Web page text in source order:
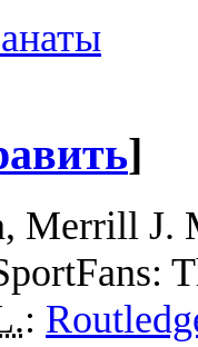
]
Merrill J.
: